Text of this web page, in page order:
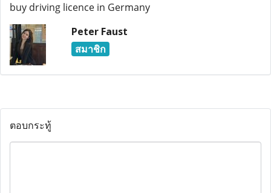
buy driving licence in Germany
Peter Faust
สมาชิก
ตอบกระทู้